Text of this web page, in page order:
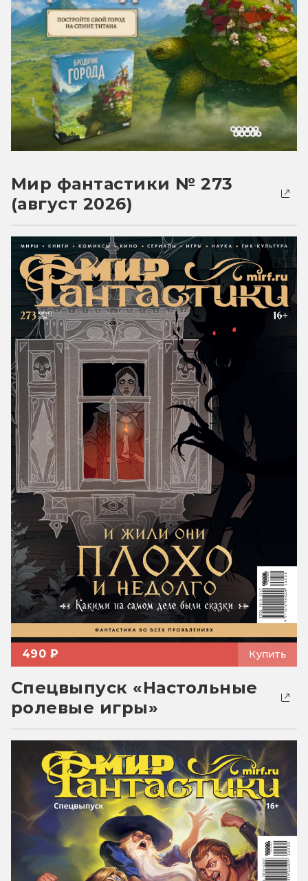
Мир фантастики № 273
(август 2026)
490 ₽ Купить
Спецвыпуск «Настольные
ролевые игры»